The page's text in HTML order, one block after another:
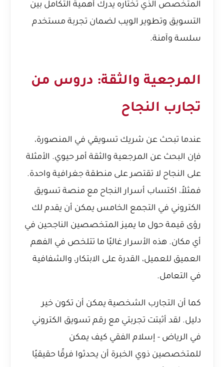
المتخصص الذي تختاره يدرك أهمية التكامل بين
التسويق وتطوير الويب لضمان تجربة مستخدم
سلسة وآمنة.
المرجعية والثقة: دروس من
تجارب النجاح
عندما تبحث عن شريك تسويقي في المنصورة،
فإن البحث عن المرجعية والثقة أمر حيوي. الأمثلة
على النجاح لا تقتصر على منطقة جغرافية واحدة.
فمثلاً، اكتساب أسرار النجاح مع منصة تسويق
الكتروني في التجمع الخامس يمكن أن يقدم لك
رؤى قيمة حول ما يميز المتخصصين الناجحين في
أي مكان. هذه الأسرار غالبًا ما تتلخص في الفهم
العميق للعميل، القدرة على الابتكار، والشفافية
في التعامل.
كما أن التجارب الشخصية يمكن أن تكون خير
دليل. لقد أثبتت تجربتي مع رقم تسويق الكتروني
في الرياض - إسلام الفقي كيف يمكن
للمتخصصين ذوي الخبرة أن يحدثوا فرقًا حقيقيًا